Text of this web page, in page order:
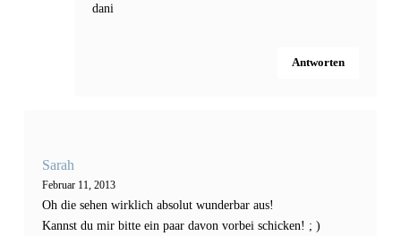
dani
Antworten
Sarah
Februar 11, 2013
Oh die sehen wirklich absolut wunderbar aus!
Kannst du mir bitte ein paar davon vorbei schicken! ; )